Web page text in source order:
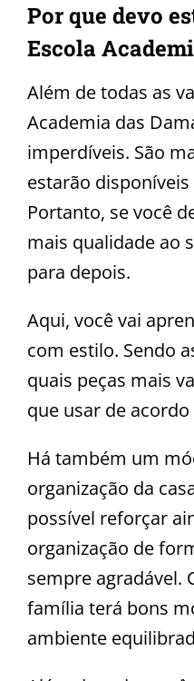
Por que devo
Escola
Além de todas as
Academia das
imperdíveis. São
estarão
Portanto, se você
mais qualidade ao
para depois.
Aqui, você vai
com estilo. Sendo
quais peças mais
que usar de
Há também um
organização da
possível reforçar
organização de
sempre agradável.
família terá bons
ambiente